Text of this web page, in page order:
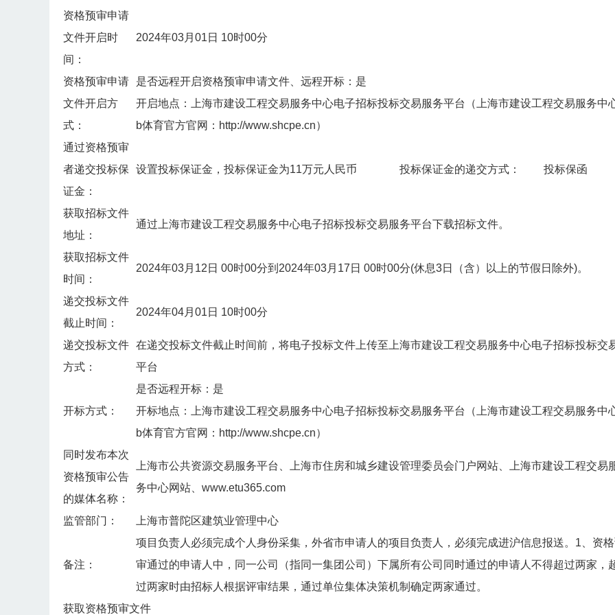
资格预审申请
文件开启时
间：
2024年03月01日 10时00分
资格预审申请
文件开启方
式：
是否远程开启资格预审申请文件、远程开标：是
开启地点：上海市建设工程交易服务中心电子招标投标交易服务平台（上海市建设工程交易服务中
b体育官方官网：http://www.shcpe.cn）
通过资格预审
者递交投标保
证金：
设置投标保证金，投标保证金为11万元人民币 投标保证金的递交方式： 投标保函
获取招标文件
地址：
通过上海市建设工程交易服务中心电子招标投标交易服务平台下载招标文件。
获取招标文件
时间：
2024年03月12日 00时00分到2024年03月17日 00时00分(休息3日（含）以上的节假日除外)。
递交投标文件
截止时间：
2024年04月01日 10时00分
递交投标文件
方式：
在递交投标文件截止时间前，将电子投标文件上传至上海市建设工程交易服务中心电子招标投标交
平台
开标方式：
是否远程开标：是
开标地点：上海市建设工程交易服务中心电子招标投标交易服务平台（上海市建设工程交易服务中
b体育官方官网：http://www.shcpe.cn）
同时发布本次
资格预审公告
的媒体名称：
上海市公共资源交易服务平台、上海市住房和城乡建设管理委员会门户网站、上海市建设工程交易
务中心网站、www.etu365.com
监管部门： 上海市普陀区建筑业管理中心
备注：
项目负责人必须完成个人身份采集，外省市申请人的项目负责人，必须完成进沪信息报送。1、资
审通过的申请人中，同一公司（指同一集团公司）下属所有公司同时通过的申请人不得超过两家，
过两家时由招标人根据评审结果，通过单位集体决策机制确定两家通过。
获取资格预审文件